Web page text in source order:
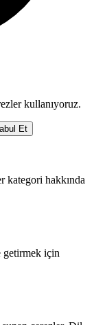
kullanıyoruz.
Et
kategori hakkında
getirmek için